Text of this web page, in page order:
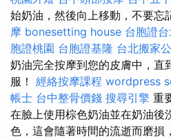
始奶油，然後向上移動，不要忘
摩 bonesetting house 台胞證
胞證桃園 台胞證基隆 台北搬家
奶油完全按摩到您的皮膚中，直
服！ 經絡按摩課程 wordpress
帳士 台中整骨價錢 搜尋引擎 重
在臉上使用棕色奶油並在奶油後
色，這會隨著時間的流逝而磨損